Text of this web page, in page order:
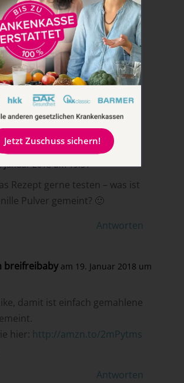
Januar 2018 um 19:51
Rezept gerne testen – was ist
Pulver gemeint? 🙂
Antworten
breifreibaby am 19. Januar 2018 um
damit ist einfach gemahlene
hier: http://amzn.to/2mPytms
Antworten
Jetzt Zuschuss sichern!